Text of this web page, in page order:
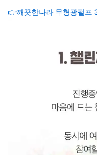
👉깨끗한나라 무형광펄프